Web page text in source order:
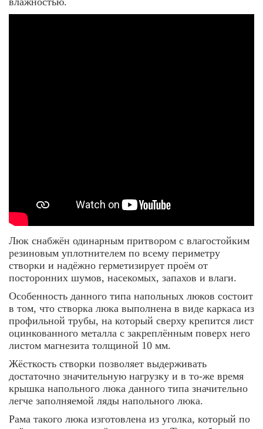
Люк снабжён одинарным притвором с влагостойким
резиновым уплотнителем по всему периметру
створки и надёжно герметизирует проём от
посторонних шумов, насекомых, запахов и влаги.
Особенность данного типа напольных люков состоит
в том, что створка люка выполнена в виде каркаса из
профильной трубы, на который сверху крепится лист
оцинкованного металла с закреплённым поверх него
листом магнезита толщиной 10 мм.
Жёсткость створки позволяет выдерживать
достаточно значительную нагрузку и в то-же время
крышка напольного люка данного типа значительно
легче заполняемой ляды напольного люка.
Рама такого люка изготовлена из уголка, который по